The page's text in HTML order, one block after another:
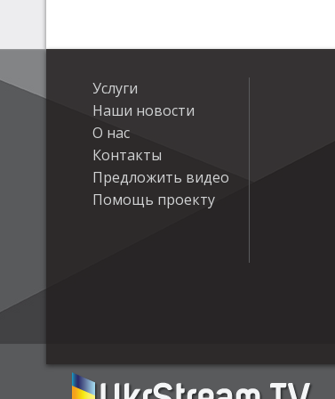
Услуги
Наши новости
О нас
Контакты
Предложить видео
Помощь проекту